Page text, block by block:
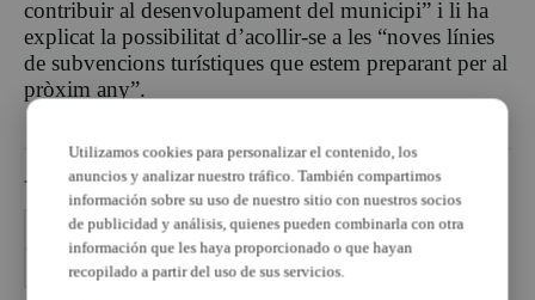
contribuir al desenvolupament del municipi” i li ha
explicat la possibilitat d’acollir-se a les “noves línies
de subvencions turístiques que estem preparant per al
pròxim any”.
TEMAS
Aalquàs Ayuntament d'Alaquas Elvira García
Valencia terra i mar
Utilizamos cookies para personalizar el contenido, los
anuncios y analizar nuestro tráfico. También compartimos
información sobre su uso de nuestro sitio con nuestros socios
de publicidad y análisis, quienes pueden combinarla con otra
información que les haya proporcionado o que hayan
recopilado a partir del uso de sus servicios.